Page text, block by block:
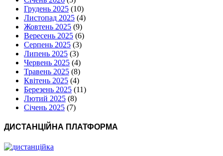
Грудень 2025 (10)
Листопад 2025 (4)
Жовтень 2025 (9)
Вересень 2025 (6)
Серпень 2025 (3)
Липень 2025 (3)
Червень 2025 (4)
Травень 2025 (8)
Квітень 2025 (4)
Березень 2025 (11)
Лютий 2025 (8)
Січень 2025 (7)
ДИСТАНЦІЙНА ПЛАТФОРМА